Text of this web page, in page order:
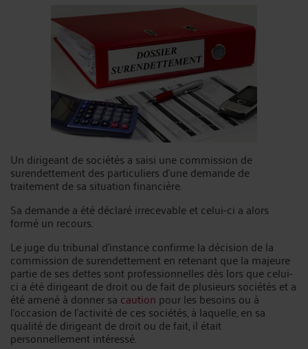
Un dirigeant de sociétés a saisi une commission de
surendettement des particuliers d’une demande de
traitement de sa situation financière.
Sa demande a été déclaré irrecevable et celui-ci a alors
formé un recours.
Le juge du tribunal d’instance confirme la décision de la
commission de surendettement en retenant que la majeure
partie de ses dettes sont professionnelles dès lors que celui-
ci a été dirigeant de droit ou de fait de plusieurs sociétés et a
été amené à donner sa caution pour les besoins ou à
l’occasion de l’activité de ces sociétés, à laquelle, en sa
qualité de dirigeant de droit ou de fait, il était
personnellement intéressé.